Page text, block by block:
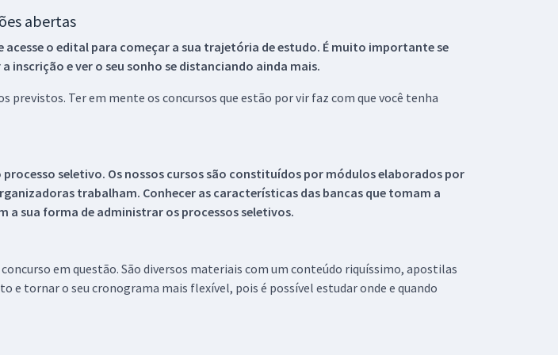
abertas
acesse o edital para começar a sua trajetória de estudo. É muito importante se
inscrição e ver o seu sonho se distanciando ainda mais.
Ter em mente os concursos que estão por vir faz com que você tenha
seletivo. Os nossos cursos são constituídos por módulos elaborados por
trabalham. Conhecer as características das bancas que tomam a
sua forma de administrar os processos seletivos.
em questão. São diversos materiais com um conteúdo riquíssimo, apostilas
e tornar o seu cronograma mais flexível, pois é possível estudar onde e quando